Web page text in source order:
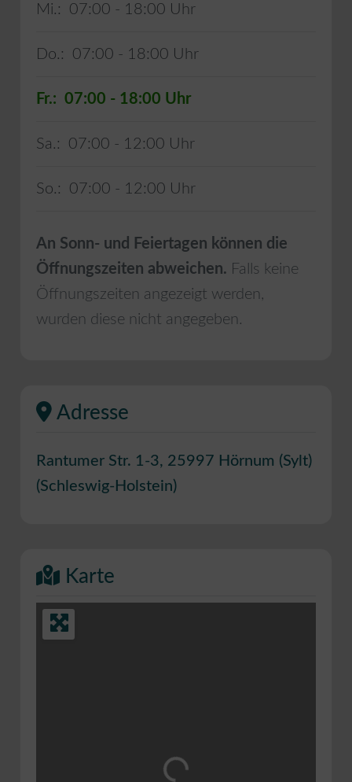
Mi.: 07:00 - 18:00
Do.: 07:00 - 18:00
Fr.: 07:00 - 18:00
Sa.: 07:00 - 12:00
So.: 07:00 - 12:00
An Sonn- und Feiertagen können die
Öffnungszeiten abweichen. Falls keine
Öffnungszeiten angezeigt werden,
wurden diese nicht angegeben.
Adresse
Rantumer Str. 1-3, 25997 Hörnum (Sylt)
(Schleswig-Holstein)
Karte
Wird geladen …